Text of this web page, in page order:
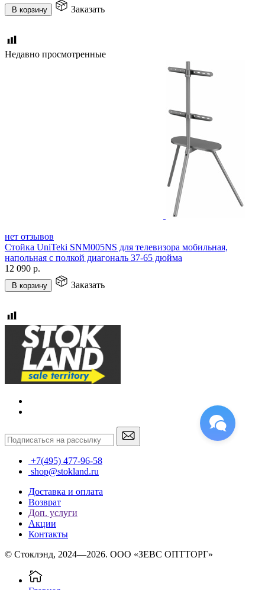
В корзину Заказать
Недавно просмотренные
нет отзывов
Стойка UniTeki SNM005NS для телевизора мобильная,
напольная с полкой диагональ 37-65 дюйма
12 090 р.
В корзину Заказать
+7(495) 477-96-58
shop@stokland.ru
Доставка и оплата
Возврат
Доп. услуги
Акции
Контакты
© Стоклэнд, 2024—2026. ООО «ЗЕВС ОПТТОРГ»